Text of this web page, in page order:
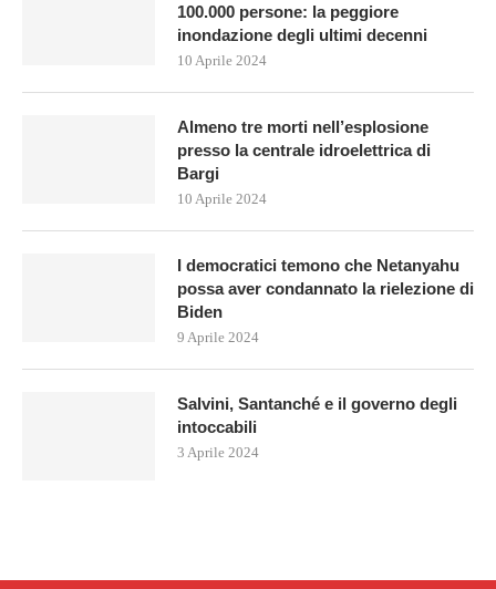
100.000 persone: la peggiore
inondazione degli ultimi decenni
10 Aprile 2024
Almeno tre morti nell’esplosione
presso la centrale idroelettrica di
Bargi
10 Aprile 2024
I democratici temono che Netanyahu
possa aver condannato la rielezione di
Biden
9 Aprile 2024
Salvini, Santanché e il governo degli
intoccabili
3 Aprile 2024